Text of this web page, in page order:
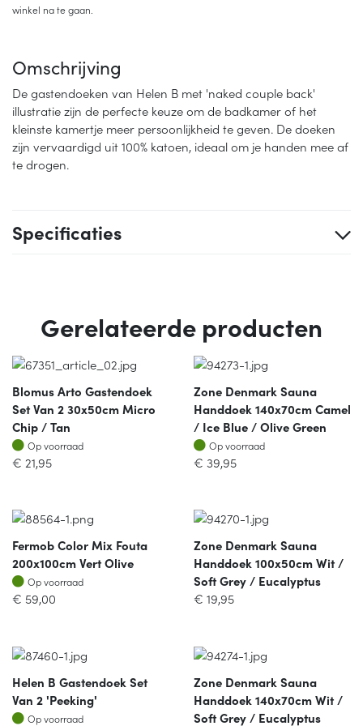
winkel na te gaan.
Omschrijving
De gastendoeken van Helen B met 'naked couple back'
illustratie zijn de perfecte keuze om de badkamer of het
kleinste kamertje meer persoonlijkheid te geven. De doeken
zijn vervaardigd uit 100% katoen, ideaal om je handen mee af
te drogen.
Specificaties
Gerelateerde producten
Blomus Arto Gastendoek
Set Van 2 30x50cm Micro
Chip / Tan
Op voorraad
Op voorraad
€ 21,95
Zone Denmark Sauna
Handdoek 140x70cm Camel
/ Ice Blue / Olive Green
Op voorraad
Op voorraad
€ 39,95
Fermob Color Mix Fouta
200x100cm Vert Olive
Op voorraad
Op voorraad
€ 59,00
Zone Denmark Sauna
Handdoek 100x50cm Wit /
Soft Grey / Eucalyptus
€ 19,95
Helen B Gastendoek Set
Van 2 'peeking'
Op voorraad
Op voorraad
Zone Denmark Sauna
Handdoek 140x70cm Wit /
Soft Grey / Eucalyptus